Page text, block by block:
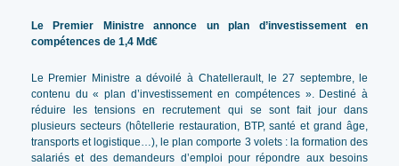
Le Premier Ministre annonce un plan d’investissement en
compétences de 1,4 Md€
Le Premier Ministre a dévoilé à Chatellerault, le 27 septembre, le
contenu du « plan d’investissement en compétences ». Destiné à
réduire les tensions en recrutement qui se sont fait jour dans
plusieurs secteurs (hôtellerie restauration, BTP, santé et grand âge,
transports et logistique…), le plan comporte 3 volets : la formation des
salariés et des demandeurs d’emploi pour répondre aux besoins